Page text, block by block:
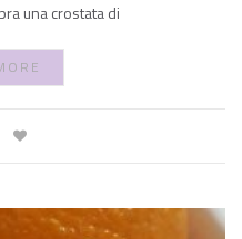
una crostata di